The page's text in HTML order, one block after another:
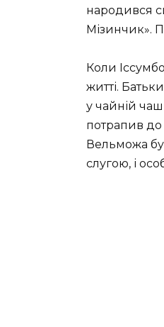
народився
Мізинчик».
Коли
житті.
у чайній
потрапив
Вельможа
слугою, і